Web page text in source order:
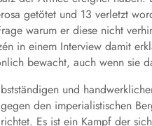
getötet und 13 verletzt
warum er diese nicht
in einem Interview damit
bewacht, auch wenn sie
und
den imperialistischen
Es ist ein Kampf der